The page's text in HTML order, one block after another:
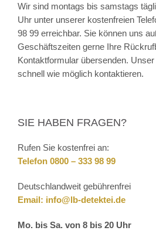
Wir sind montags bis samstags
Uhr unter unserer kostenfreien
98 99 erreichbar. Sie können uns
Geschäftszeiten gerne Ihre
Kontaktformular übersenden.
schnell wie möglich kontaktieren.
SIE HABEN FRAGEN?
Rufen Sie kostenfrei an:
Telefon 0800 – 333 98 99
Deutschlandweit gebührenfrei
Email: info@lb-detektei.de
Mo. bis Sa. von 8 bis 20 Uhr